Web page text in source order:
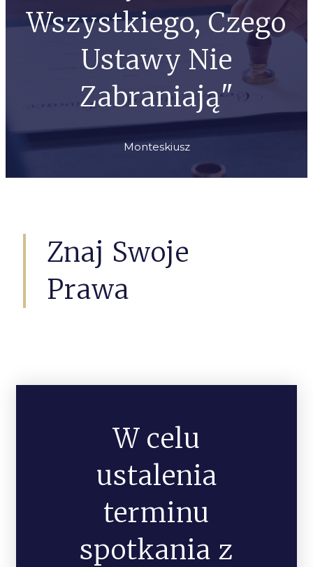
Wszystkiego, Czego
Ustawy Nie
Zabraniają"
Monteskiusz
Znaj Swoje
Prawa
W celu
ustalenia
terminu
spotkania z